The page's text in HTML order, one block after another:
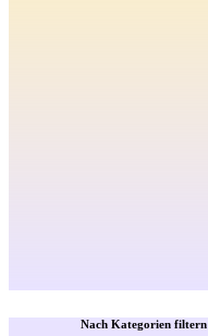
Nach Kategorien filtern